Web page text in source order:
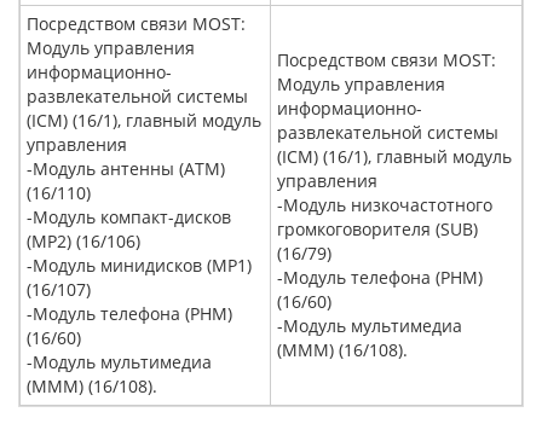
Посредством связи MOST:
Модуль управления
информационно-
развлекательной системы
(ICM) (16/1), главный модуль
управления
-Модуль антенны (ATM)
(16/110)
-Модуль компакт-дисков
(MP2) (16/106)
-Модуль минидисков (MP1)
(16/107)
-Модуль телефона (PHM)
(16/60)
-Модуль мультимедиа
(MMM) (16/108).
Посредством связи MOST:
Модуль управления
информационно-
развлекательной системы
(ICM) (16/1), главный модуль
управления
-Модуль низкочастотного
громкоговорителя (SUB)
(16/79)
-Модуль телефона (PHM)
(16/60)
-Модуль мультимедиа
(MMM) (16/108).